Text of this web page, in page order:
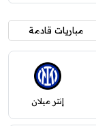
مباريات قادمة
إنتر ميلان